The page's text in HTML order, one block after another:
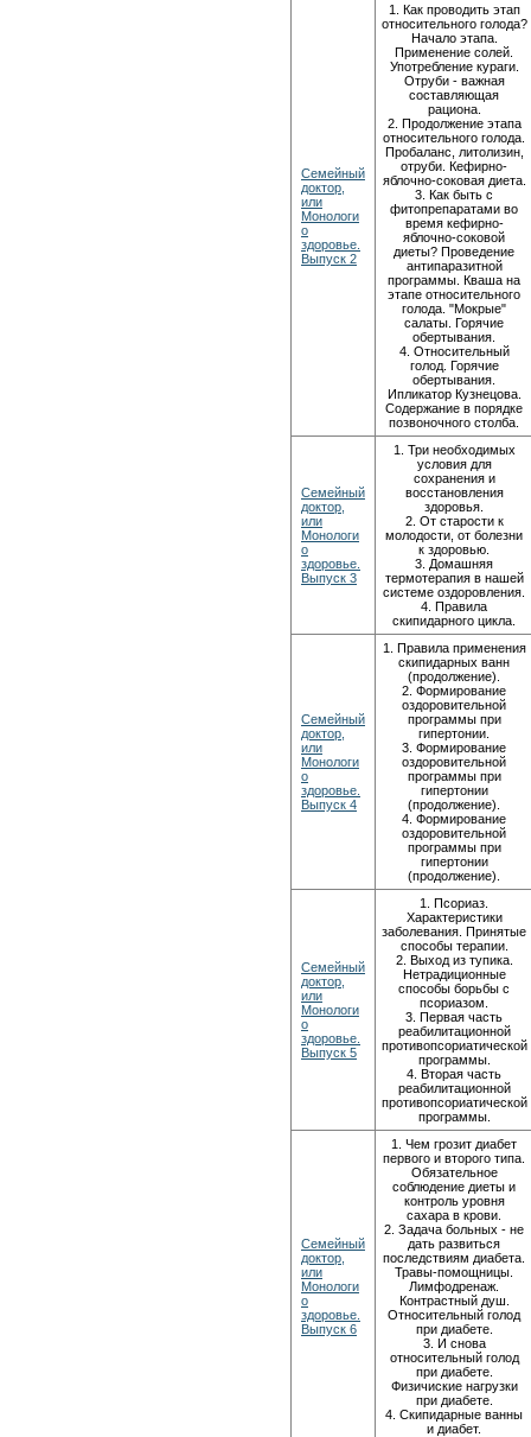
Семейный
доктор,
или
Монологи
о
здоровье.
Выпуск 2
1. Как проводить этап
относительного голода?
Начало этапа.
Применение солей.
Употребление кураги.
Отруби - важная
составляющая
рациона.
2. Продолжение этапа
относительного голода.
Пробаланс, литолизин,
отруби. Кефирно-
яблочно-соковая диета.
3. Как быть с
фитопрепаратами во
время кефирно-
яблочно-соковой
диеты? Проведение
антипаразитной
программы. Кваша на
этапе относительного
голода. "Мокрые"
салаты. Горячие
обертывания.
4. Относительный
голод. Горячие
обертывания.
Ипликатор Кузнецова.
Содержание в порядке
позвоночного столба.
Семейный
доктор,
или
Монологи
о
здоровье.
Выпуск 3
1. Три необходимых
условия для
сохранения и
восстановления
здоровья.
2. От старости к
молодости, от болезни
к здоровью.
3. Домашняя
термотерапия в нашей
системе оздоровления.
4. Правила
скипидарного цикла.
Семейный
доктор,
или
Монологи
о
здоровье.
Выпуск 4
1. Правила применения
скипидарных ванн
(продолжение).
2. Формирование
оздоровительной
программы при
гипертонии.
3. Формирование
оздоровительной
программы при
гипертонии
(продолжение).
4. Формирование
оздоровительной
программы при
гипертонии
(продолжение).
Семейный
доктор,
или
Монологи
о
здоровье.
Выпуск 5
1. Псориаз.
Характеристики
заболевания. Принятые
способы терапии.
2. Выход из тупика.
Нетрадиционные
способы борьбы с
псориазом.
3. Первая часть
реабилитационной
противопсориатической
программы.
4. Вторая часть
реабилитационной
противопсориатической
программы.
Семейный
доктор,
или
Монологи
о
здоровье.
Выпуск 6
1. Чем грозит диабет
первого и второго типа.
Обязательное
соблюдение диеты и
контроль уровня
сахара в крови.
2. Задача больных - не
дать развиться
последствиям диабета.
Травы-помощницы.
Лимфодренаж.
Контрастный душ.
Относительный голод
при диабете.
3. И снова
относительный голод
при диабете.
Физичиские нагрузки
при диабете.
4. Скипидарные ванны
и диабет.